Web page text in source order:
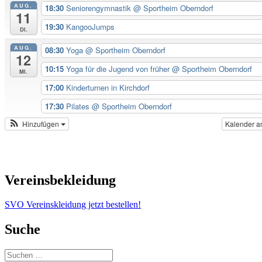
AUG.
11
Di.
18:30 Seniorengymnastik @ Sportheim Oberndorf
19:30 KangooJumps
AUG.
12
Mi.
08:30 Yoga @ Sportheim Oberndorf
10:15 Yoga für die Jugend von früher@ Sportheim Oberndorf
17:00 Kinderturnen in Kirchdorf
17:30 Pilates @ Sportheim Oberndorf
Kalender
Hinzufügen
Vereinsbekleidung
SVO Vereinskleidung jetzt bestellen!
Suche
Suchen